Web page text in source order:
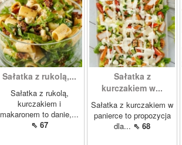
Sałatka z rukolą,...
Sałatka z rukolą,
kurczakiem i
makaronem to danie,...
⇖ 67
Sałatka z
kurczakiem w...
Sałatka z kurczakiem w
panierce to propozycja
dla... ⇖ 68